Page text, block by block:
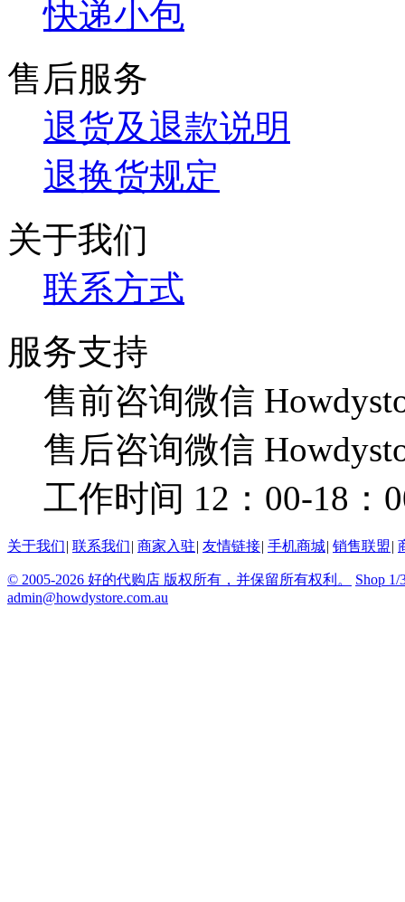
快递小包
售后服务
退货及退款说明
退换货规定
关于我们
联系方式
服务支持
售前咨询微信
售后咨询微信
工作时间 12：00-18：
关于我们| 联系我们| 商家入驻| 友情链接| 手机商城| 销售联盟|
© 2005-2026 好的代购店 版权所有，并保留所有权利。
Shop 1/
admin@howdystore.com.au